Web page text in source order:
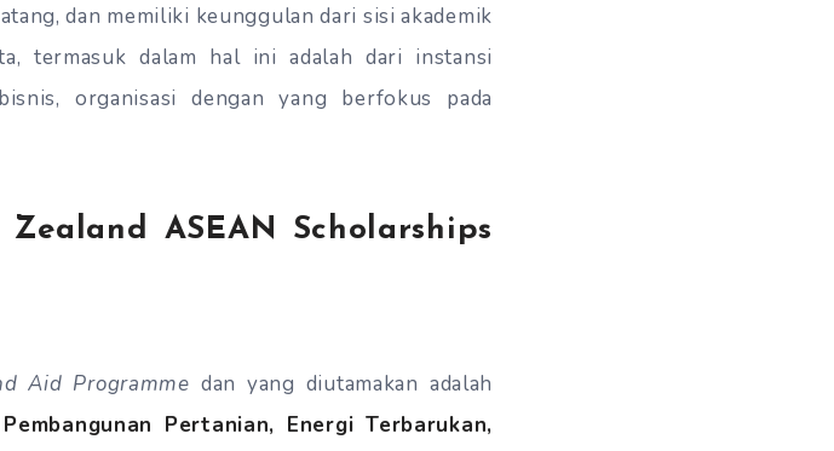
dan memiliki keunggulan dari sisi akademik
termasuk dalam hal ini adalah dari instansi
organisasi dengan yang berfokus pada
ASEAN Scholarships
Aid Programme dan yang diutamakan adalah
Pembangunan Pertanian, Energi Terbarukan,